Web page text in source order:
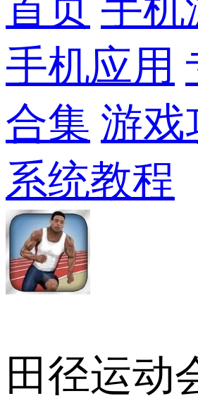
手机应用
合集 游戏
系统教程
田径运动